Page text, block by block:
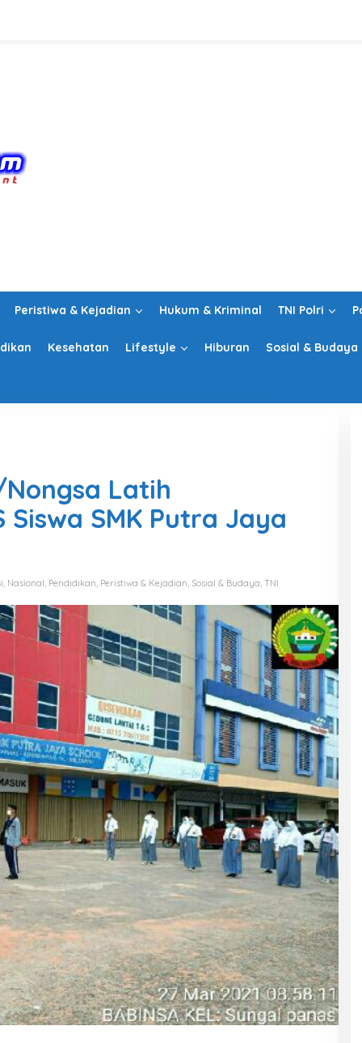
Peristiwa & Kejadian Hukum & Kriminal TNI Polri
Kesehatan Lifestyle Hiburan Sosial & Budaya
Latih
Siswa SMK Putra Jaya
, Nasional, Pendidikan, Peristiwa & Kejadian, Sosial & Budaya, TNI